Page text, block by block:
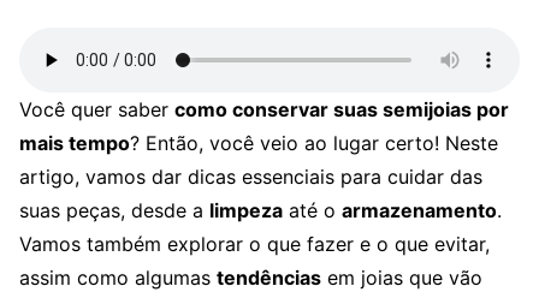
Você quer saber como conservar suas semijoias por
mais tempo? Então, você veio ao lugar certo! Neste
artigo, vamos dar dicas essenciais para cuidar das
suas peças, desde a limpeza até o armazenamento.
Vamos também explorar o que fazer e o que evitar,
assim como algumas tendências em joias que vão